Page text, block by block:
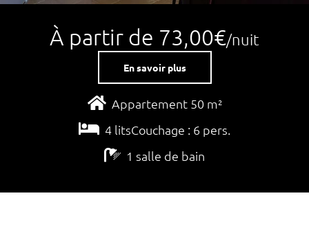
À partir de 73,00€/nuit
En savoir plus
Appartement 50 m²
4 litsCouchage : 6 pers.
1 salle de bain